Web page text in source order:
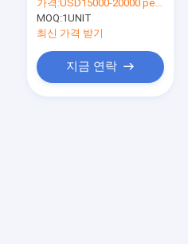
들었습니다
가격:USD15000-20000 per unit
MOQ:1UNIT
최신 가격 받기
지금 연락